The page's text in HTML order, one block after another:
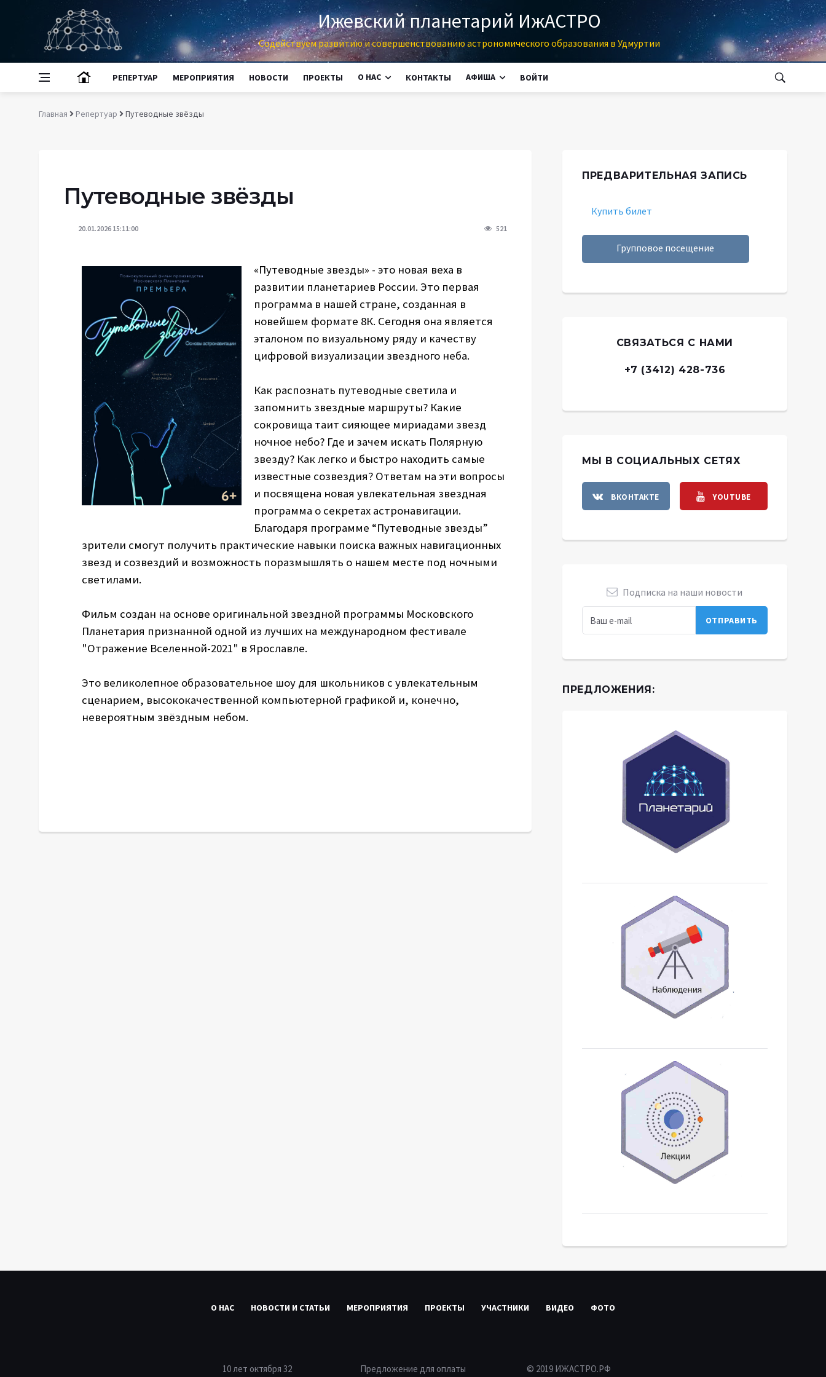
Ижевский планетарий ИжАСТРО
Содействуем развитию и совершенствованию астрономического образования в Удмуртии
РЕПЕРТУАР МЕРОПРИЯТИЯ НОВОСТИ ПРОЕКТЫ О НАС КОНТАКТЫ АФИША ВОЙТИ
Главная Репертуар Путеводные звёзды
Путеводные звёзды
20.01.2026 15:11:00 521
«Путеводные звезды» - это новая веха в
развитии планетариев России. Это первая
программа в нашей стране, созданная в
новейшем формате 8К. Сегодня она является
эталоном по визуальному ряду и качеству
цифровой визуализации звездного неба.
Как распознать путеводные светила и
запомнить звездные маршруты? Какие
сокровища таит сияющее мириадами звезд
ночное небо? Где и зачем искать Полярную
звезду? Как легко и быстро находить самые
известные созвездия? Ответам на эти вопросы
и посвящена новая увлекательная звездная
программа о секретах астронавигации.
Благодаря программе “Путеводные звезды”
зрители смогут получить практические навыки поиска важных навигационных
звезд и созвездий и возможность поразмышлять о нашем месте под ночными
светилами.
Фильм создан на основе оригинальной звездной программы Московского
Планетария признанной одной из лучших на международном фестивале
"Отражение Вселенной-2021" в Ярославле.
Это великолепное образовательное шоу для школьников с увлекательным
сценарием, высококачественной компьютерной графикой и, конечно,
невероятным звёздным небом.
ПРЕДВАРИТЕЛЬНАЯ ЗАПИСЬ
Купить билет
Групповое посещение
СВЯЗАТЬСЯ С НАМИ
+7 (3412) 428-736
МЫ В СОЦИАЛЬНЫХ СЕТЯХ
ВКОНТАКТЕ YOUTUBE
Подписка на наши новости
ПРЕДЛОЖЕНИЯ:
О НАС НОВОСТИ И СТАТЬИ МЕРОПРИЯТИЯ ПРОЕКТЫ УЧАСТНИКИ ВИДЕО ФОТО
10 лет октября 32
Предложение для оплаты
© 2019 ИЖАСТРО.РФ